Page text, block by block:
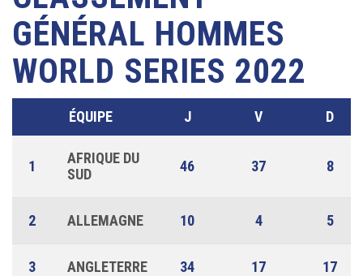
GÉNÉRAL HOMMES
WORLD SERIES 2022
ÉQUIPE J V D
1
AFRIQUE DU
SUD
46 37 8
2 ALLEMAGNE 10 4 5
3 ANGLETERRE 34 17 17